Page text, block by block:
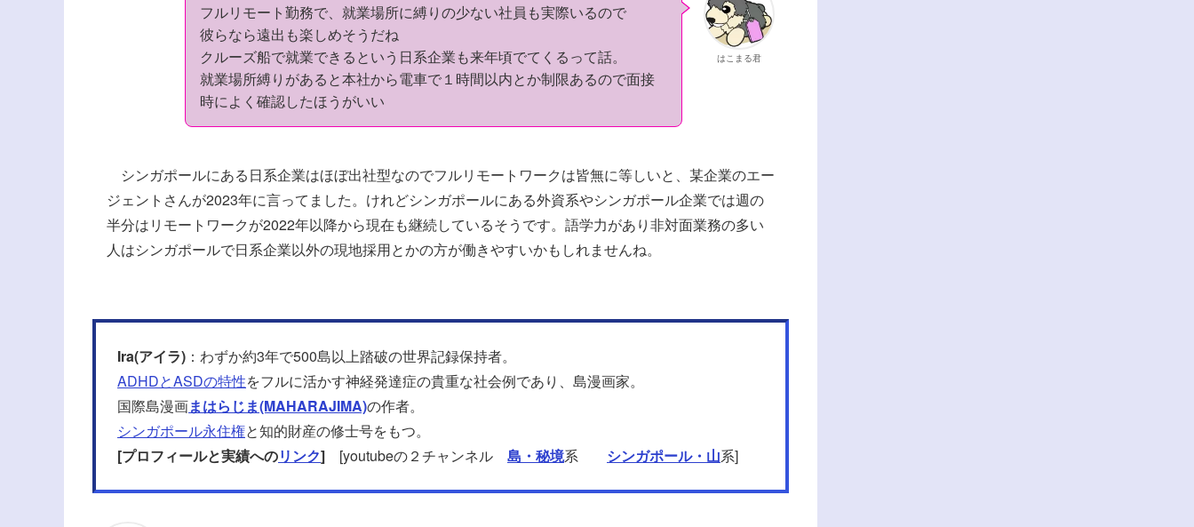
はこまる君
フルリモート勤務で、就業場所に縛りの少ない社員も実際いるので
彼らなら遠出も楽しめそうだね
クルーズ船で就業できるという日系企業も来年頃でてくるって話。
就業場所縛りがあると本社から電車で１時間以内とか制限あるので面接
時によく確認したほうがいい
シンガポールにある日系企業はほぼ出社型なのでフルリモートワークは皆無に等しいと、某企業のエー
ジェントさんが2023年に言ってました。けれどシンガポールにある外資系やシンガポール企業では週の
半分はリモートワークが2022年以降から現在も継続しているそうです。語学力があり非対面業務の多い
人はシンガポールで日系企業以外の現地採用とかの方が働きやすいかもしれませんね。
Ira(アイラ) ：わずか約3年で500島以上踏破の世界記録保持者。
ADHDとASDの特性をフルに活かす神経発達症の貴重な社会例であり、島漫画家。
国際島漫画まはらじま(MAHARAJIMA)の作者。
シンガポール永住権と知的財産の修士号をもつ。
[プロフィールと実績へのリンク] [youtubeの２チャンネル 島・秘境系 シンガポール・山系]